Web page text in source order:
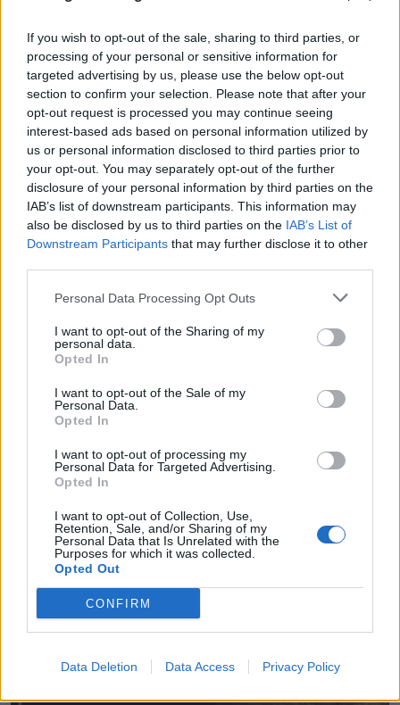
If you wish to opt-out of the sale, sharing to third parties, or
processing of your personal or sensitive information for
targeted advertising by us, please use the below opt-out
section to confirm your selection. Please note that after your
opt-out request is processed you may continue seeing
interest-based ads based on personal information utilized by
us or personal information disclosed to third parties prior to
your opt-out. You may separately opt-out of the further
disclosure of your personal information by third parties on the
IAB’s list of downstream participants. This information may
also be disclosed by us to third parties on the IAB’s List of
Downstream Participants that may further disclose it to other
Personal Data Processing Opt Outs
I want to opt-out of the Sharing of my
personal data.
Opted In
I want to opt-out of the Sale of my
Personal Data.
Opted In
I want to opt-out of processing my
Personal Data for Targeted Advertising.
Opted In
I want to opt-out of Collection, Use,
Retention, Sale, and/or Sharing of my
Personal Data that Is Unrelated with the
Purposes for which it was collected.
Opted Out
CONFIRM
Data Deletion Data Access Privacy Policy
Διαβουλεύσεις για τα δημοτικά σχολεία της
Θάσου
08.08.2026 - 12.24
Θέμα χρόνου η ομαλοποίηση της υδροδότησης
στη Χίο
08.08.2026 - 12.08